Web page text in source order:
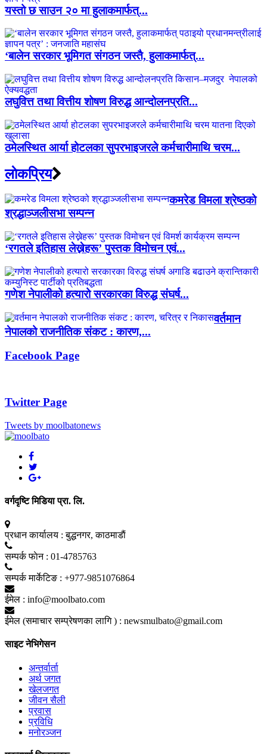
यस्तो छ साउन २० मा हुलाकमार्फत्...
‘बालेन सरकार भूमिगत संगठन जस्तै, हुलाकमार्फत्...
लघुवित्त तथा वित्तीय शोषण विरुद्ध आन्दोलनप्रति...
ठमेलस्थित आर्या होटलका सुपरभाइजरले कर्मचारीमाथि चरम...
लाेकप्रिय
कमरेड विमला श्रेष्ठको
श्रद्धाञ्जलीसभा सम्पन्न
‘रगतले इतिहास लेख्नेहरू’ पुस्तक विमोचन एवं...
गणेश नेपालीको हत्यारो सरकारका विरुद्ध संघर्ष...
वर्तमान
नेपालको राजनीतिक संकट : कारण,...
Facebook Page
Twitter Page
Tweets by moolbatonews
वर्गदृष्टि मिडिया प्रा. लि.
प्रधान कार्यालय : बुद्धनगर, काठमाडाैं
सम्पर्क फाेन : 01-4785763
सम्पर्क मार्केटिङ : +977-9851076864
ईमेल : info@moolbato.com
ईमेल (समाचार सम्प्रेषणका लागि ) : newsmulbato@gmail.com
साइट नेभिगेसन
अन्तर्वार्ता
अर्थ जगत
खेलजगत
जीवन सैली
प्रवास
प्रविधि
मनोरञ्जन